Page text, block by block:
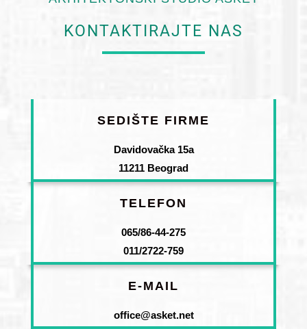
KONTAKTIRAJTE NAS
SEDIŠTE FIRME
Davidovačka 15a
11211 Beograd
TELEFON
065/86-44-275
011/2722-759
E-MAIL
office@asket.net